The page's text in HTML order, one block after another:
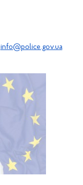
info@police.gov.ua